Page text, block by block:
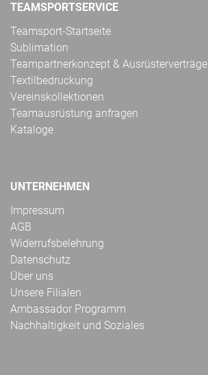
TEAMSPORTSERVICE
Teamsport-Startseite
Sublimation
Teampartnerkonzept & Ausrüsterverträge
Textilbedruckung
Vereinskollektionen
Teamausrüstung anfragen
Kataloge
UNTERNEHMEN
Impressum
AGB
Widerrufsbelehrung
Datenschutz
Über uns
Unsere Filialen
Ambassador Programm
Nachhaltigkeit und Soziales